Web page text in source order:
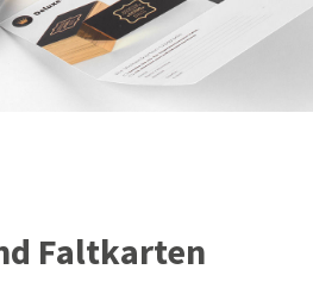
Faltkarten